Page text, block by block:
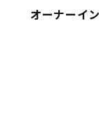
オーナーイ